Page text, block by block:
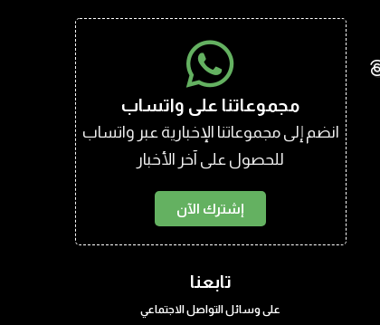
مجموعاتنا على واتساب
انضم إلى مجموعاتنا الإخبارية عبر واتساب
للحصول على آخر الأخبار
إشترك الآن
تابعنا
على وسائل التواصل الاجتماعي